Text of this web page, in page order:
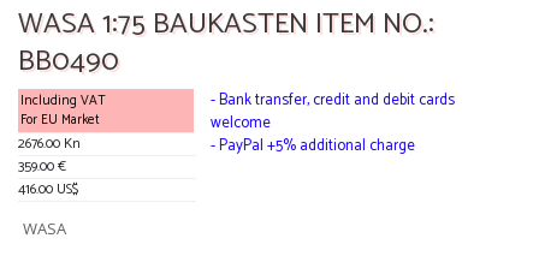
WASA 1:75 BAUKASTEN ITEM NO.:
BB0490
Including VAT
For EU Market
2676.00 Kn
359.00 €
416.00 US$
- Bank transfer, credit and debit cards
welcome
- PayPal +5% additional charge
WASA